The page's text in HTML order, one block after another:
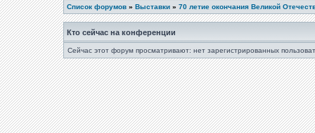
Список форумов » Выставки » 70 летие окончания Великой
Кто сейчас на конференции
Сейчас этот форум просматривают: нет зарегистрированных